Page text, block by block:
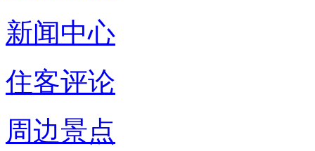
新闻中心
住客评论
周边景点